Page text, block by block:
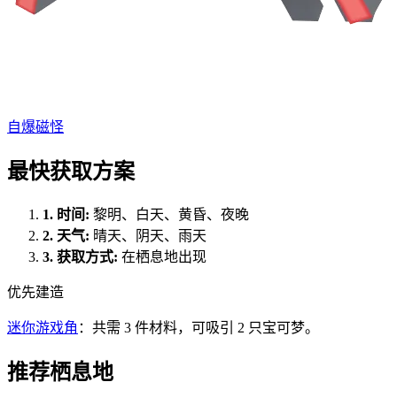
自爆磁怪
最快获取方案
1. 时间 : 黎明、白天、黄昏、夜晚
2. 天气: 晴天、阴天、雨天
3. 获取方式: 在栖息地出现
优先建造
迷你游戏角 ：共需 3 件材料，可吸引 2 只宝可梦。
推荐栖息地